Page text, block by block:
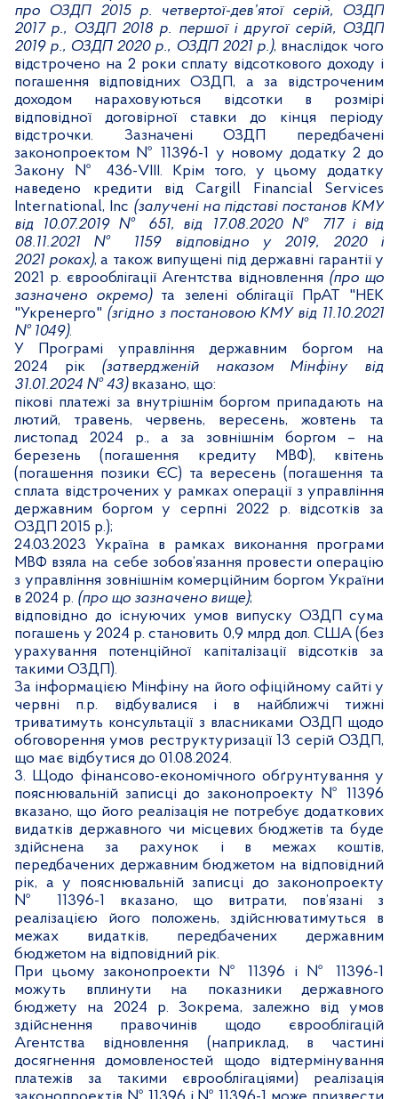
про ОЗДП 2015 р. четвертої-дев’ятої серій, ОЗДП
2017 р., ОЗДП 2018 р. першої і другої серій, ОЗДП
2019 р., ОЗДП 2020 р., ОЗДП 2021 р.), внаслідок чого
відстрочено на 2 роки сплату відсоткового доходу і
погашення відповідних ОЗДП, а за відстроченим
доходом нараховуються відсотки в розмірі
відповідної договірної ставки до кінця періоду
відстрочки. Зазначені ОЗДП передбачені
законопроектом № 11396-1 у новому додатку 2 до
Закону № 436-VIII. Крім того, у цьому додатку
наведено кредити від Cargill Financial Services
International, Inc (залучені на підставі постанов КМУ
від 10.07.2019 № 651, від 17.08.2020 № 717 і від
08.11.2021 № 1159 відповідно у 2019, 2020 і
2021 роках), а також випущені під державні гарантії у
2021 р. єврооблігації Агентства відновлення (про що
зазначено окремо)та зелені облігації ПрАТ "НЕК
"Укренерго" (згідно з постановою КМУ від 11.10.2021
№ 1049).
У Програмі управління державним боргом на
2024 рік (затвердженій наказом Мінфіну від
31.01.2024 № 43)вказано, що:
пікові платежі за внутрішнім боргом припадають на
лютий, травень, червень, вересень, жовтень та
листопад 2024 р., а за зовнішнім боргом – на
березень (погашення кредиту МВФ), квітень
(погашення позики ЄС) та вересень (погашення та
сплата відстрочених у рамках операції з управління
державним боргом у серпні 2022 р. відсотків за
ОЗДП 2015 р.);
24.03.2023 Україна в рамках виконання програми
МВФ взяла на себе зобов’язання провести операцію
з управління зовнішнім комерційним боргом України
в 2024 р. (про що зазначено вище);
відповідно до існуючих умов випуску ОЗДП сума
погашень у 2024 р. становить 0,9 млрд дол. США (без
урахування потенційної капіталізації відсотків за
такими ОЗДП).
За інформацією Мінфіну на його офіційному сайті у
червні п.р. відбувалися і в найближчі тижні
триватимуть консультації з власниками ОЗДП щодо
обговорення умов реструктуризації 13 серій ОЗДП,
що має відбутися до 01.08.2024.
3. Щодо фінансово-економічного обґрунтування у
пояснювальній записці до законопроекту № 11396
вказано, що його реалізація не потребує додаткових
видатків державного чи місцевих бюджетів та буде
здійснена за рахунок і в межах коштів,
передбачених державним бюджетом на відповідний
рік, а у пояснювальній записці до законопроекту
№ 11396-1 вказано, що витрати, пов’язані з
реалізацією його положень, здійснюватимуться в
межах видатків, передбачених державним
бюджетом на відповідний рік.
При цьому законопроекти № 11396 і № 11396-1
можуть вплинути на показники державного
бюджету на 2024 р. Зокрема, залежно від умов
здійснення правочинів щодо єврооблігацій
Агентства відновлення (наприклад, в частині
досягнення домовленостей щодо відтермінування
платежів за такими єврооблігаціями) реалізація